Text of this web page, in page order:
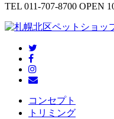
TEL 011-707-8700 OPEN
コンセプト
トリミング